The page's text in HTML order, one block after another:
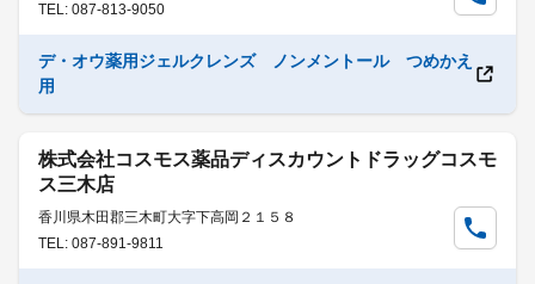
TEL: 087-813-9050
デ・オウ薬用ジェルクレンズ ノンメントール つめかえ
用
株式会社コスモス薬品ディスカウントドラッグコスモ
ス三木店
香川県木田郡三木町大字下高岡２１５８
TEL: 087-891-9811